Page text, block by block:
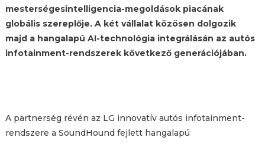
mesterségesintelligencia-megoldások piacának
globális szereplője. A két vállalat közösen dolgozik
majd a hangalapú AI-technológia integrálásán az autós
infotainment-rendszerek következő generációjában.
A partnerség révén az LG innovatív autós infotainment-
rendszere a SoundHound fejlett hangalapú